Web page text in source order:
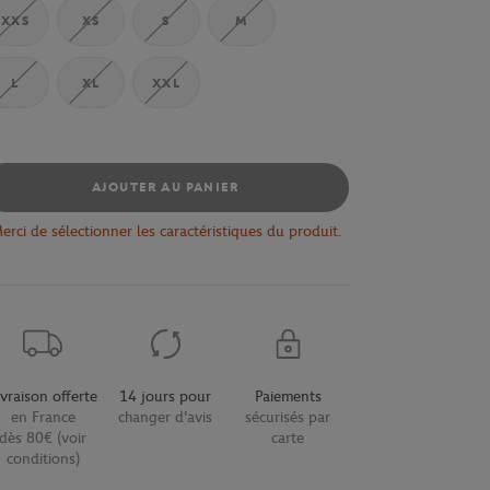
XXS XS S M
L XL XXL
AJOUTER AU PANIER
de sélectionner les caractéristiques du produit.
offerte
en France
dès 80€ (voir
conditions)
14 jours pour
changer d'avis
Paiements
sécurisés par
carte